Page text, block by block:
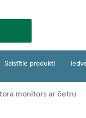
Saistītie produkti
monitors ar četru